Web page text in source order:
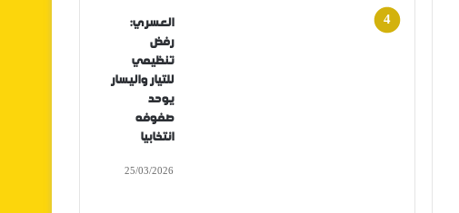
العسري:
رفض
تنظيمي
للتيار واليسار
يوحد
صفوفه
انتخابيا
25/03/2026